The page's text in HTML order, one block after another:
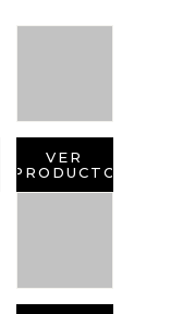
VER
PRODUCTO